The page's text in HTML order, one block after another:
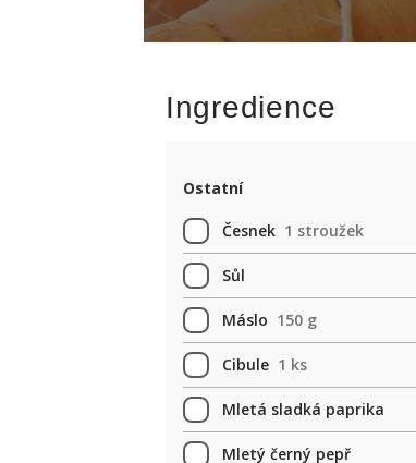
Ingredience
Ostatní
Česnek 1 stroužek
Sůl
Máslo 150 g
Cibule 1 ks
Mletá sladká paprika
Mletý černý pepř